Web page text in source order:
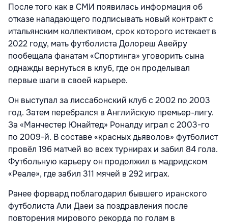
После того как в СМИ появилась информация об
отказе нападающего подписывать новый контракт с
итальянским коллективом, срок которого истекает в
2022 году, мать футболиста Долореш Авейру
пообещала фанатам «Спортинга» уговорить сына
однажды вернуться в клуб, где он проделывал
первые шаги в своей карьере.
Он выступал за лиссабонский клуб с 2002 по 2003
год. Затем перебрался в Английскую премьер-лигу.
За «Манчестер Юнайтед» Роналду играл с 2003-го
по 2009-й. В составе «красных дьяволов» футболист
провёл 196 матчей во всех турнирах и забил 84 гола.
Футбольную карьеру он продолжил в мадридском
«Реале», где забил 311 мячей в 292 играх.
Ранее форвард поблагодарил бывшего иранского
футболиста Али Даеи за поздравления после
повторения мирового рекорда по голам в